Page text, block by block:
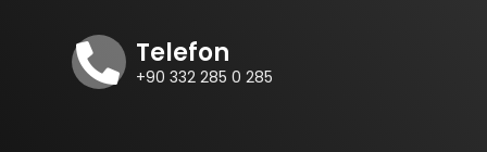
Telefon
+90 332 285 0 285